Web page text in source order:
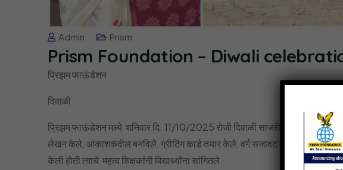
Admin Prism
Prism Foundation – Diwali
प्रिझम फाऊंडेशन
दिवाळी
प्रिझम फाऊंडेशन मध्ये शनिवार दि. 11/10/2025 रोजी दिवाळी साजरी करण्यात आली.
लेखन केले, आकाशकंदील बनविले, ग्रीटिंग कार्ड तयार केले, वर्ग सजावट केली, रांगोळ्या
केली होती त्याचे महत्व शिक्षकांनी विद्यार्थ्यांना सांगितले.